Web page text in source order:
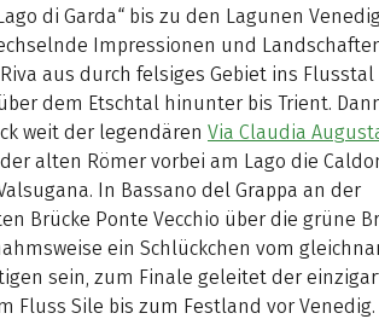
di Garda“ bis zu den Lagunen
Impressionen und
aus durch felsiges Gebiet ins
dem Etschtal hinunter bis Trient.
weit der legendären Via Claudia
alten Römer vorbei am Lago die
In Bassano del Grappa an der
Brücke Ponte Vecchio über die grüne
ein Schlückchen vom
sein, zum Finale geleitet der
Fluss Sile bis zum Festland vor